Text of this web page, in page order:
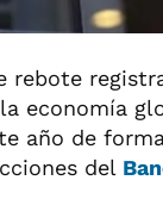
rebote
economía
año de
del